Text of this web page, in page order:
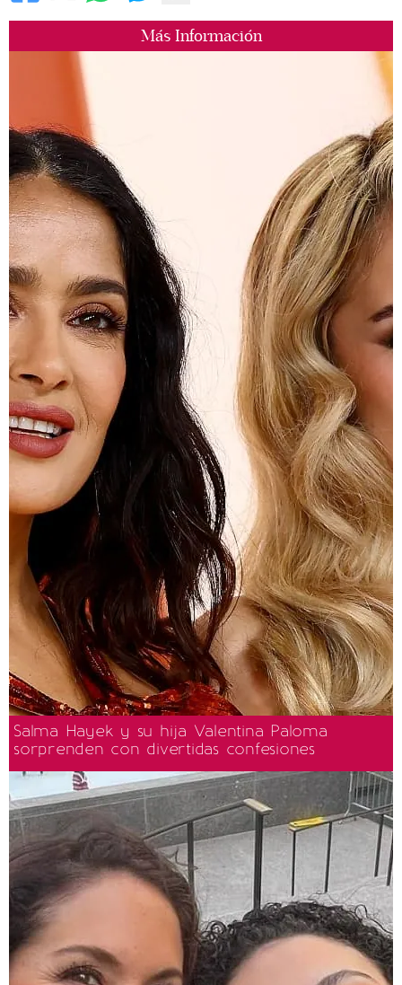
Más Información
Salma Hayek y su hija Valentina Paloma
sorprenden con divertidas confesiones